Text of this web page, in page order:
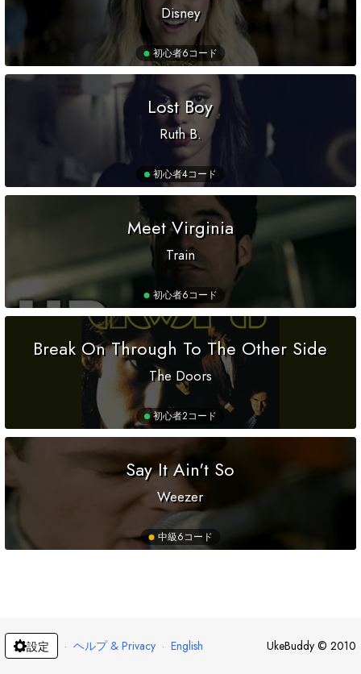
Disney
初心者6コード
Lost Boy
Ruth B.
初心者4コード
Meet Virginia
Train
初心者6コード
Break On Through To The Other Side
The Doors
初心者2コード
Say It Ain't So
Weezer
中級6コード
設定 · ヘルプ & Privacy · English UkeBuddy © 2010